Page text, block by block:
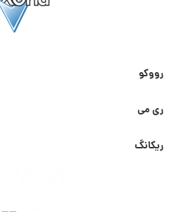
رووکو
ری می
ریکانگ